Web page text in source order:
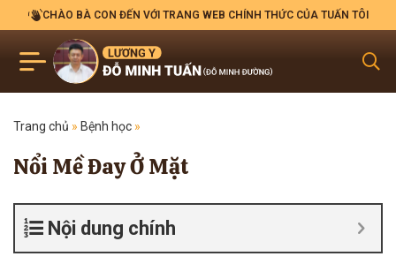
CHÀO BÀ CON ĐẾN VỚI TRANG WEB CHÍNH THỨC CỦA TUẤN TÔI
Trang chủ » Bệnh học »
Nổi Mề Đay Ở Mặt
Nội dung chính